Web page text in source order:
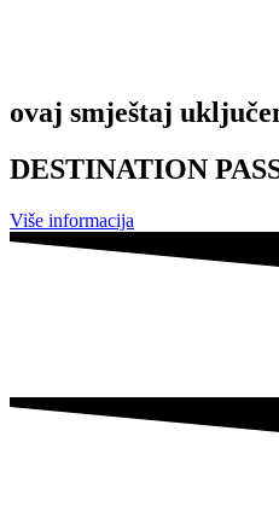
ovaj smještaj
DESTINATION
Više informacija